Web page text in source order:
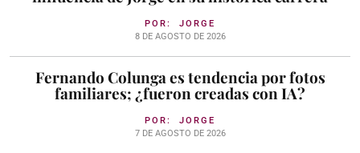
POR: JORGE
8 DE AGOSTO DE 2026
Fernando Colunga es tendencia por fotos
familiares; ¿fueron creadas con IA?
POR: JORGE
7 DE AGOSTO DE 2026